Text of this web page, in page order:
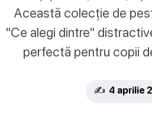
Această colecție de
"Ce alegi dintre"
perfectă pentru copii
✍️ 4 aprilie